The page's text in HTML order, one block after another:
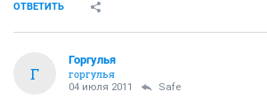
ОТВЕТИТЬ
Г
Горгулья
горгулья
04 июля 2011 Safe